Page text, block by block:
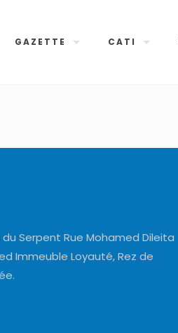
GAZETTE CATI
Serpent Rue Mohamed Dileita
Immeuble Loyauté, Rez de